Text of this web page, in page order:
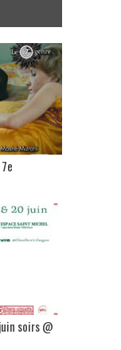
soirs @